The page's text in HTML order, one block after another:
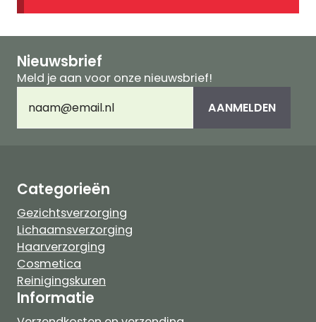
Nieuwsbrief
Meld je aan voor onze nieuwsbrief!
mailadres(Vereist) AANMELDEN
Categorieën
Gezichtsverzorging
Lichaamsverzorging
Haarverzorging
Cosmetica
Reinigingskuren
Informatie